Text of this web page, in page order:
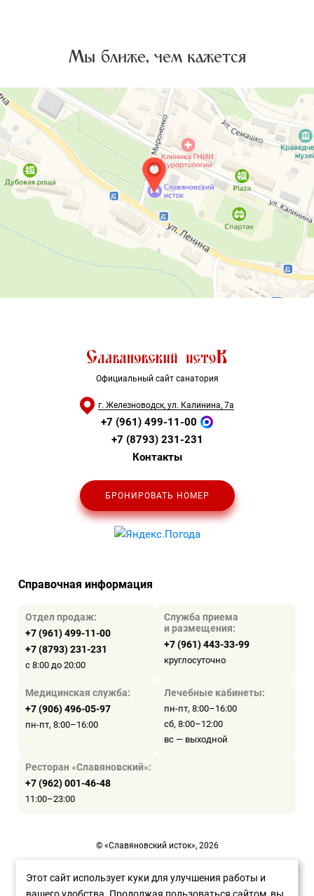
Мы ближе, чем кажется
Официальный сайт санатория
г. Железноводск, ул. Калинина, 7а
+7 (961) 499-11-00
+7 (8793) 231-231
Контакты
БРОНИРОВАТЬ НОМЕР
Справочная информация
Отдел продаж:
+7 (961) 499-11-00
+7 (8793) 231-231
с 8:00 до 20:00
Служба приема
и размещения:
+7 (961) 443-33-99
круглосуточно
Медицинская служба:
+7 (906) 496-05-97
пн-пт, 8:00–16:00
Лечебные кабинеты:
пн-пт, 8:00–16:00
сб, 8:00–12:00
вс — выходной
Ресторан «Славяновский»:
+7 (962) 001-46-48
11:00–23:00
© «Славяновский исток», 2026
Этот сайт использует куки для улучшения работы и